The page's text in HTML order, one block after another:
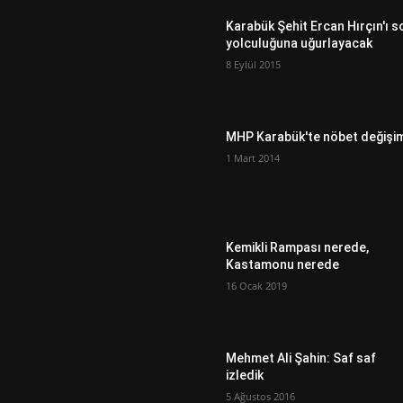
Karabük Şehit Ercan Hırçın'ı
yolculuğuna uğurlayacak
8 Eylül 2015
MHP Karabük'te nöbet
1 Mart 2014
Kemikli Rampası nerede,
Kastamonu nerede
16 Ocak 2019
Mehmet Ali Şahin: Saf saf
izledik
5 Ağustos 2016